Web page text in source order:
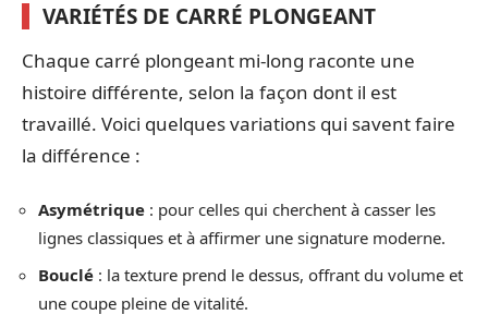
VARIÉTÉS DE CARRÉ PLONGEANT
Chaque carré plongeant mi-long raconte une
histoire différente, selon la façon dont il est
travaillé. Voici quelques variations qui savent faire
la différence :
Asymétrique : pour celles qui cherchent à casser les
lignes classiques et à affirmer une signature moderne.
Bouclé : la texture prend le dessus, offrant du volume et
une coupe pleine de vitalité.